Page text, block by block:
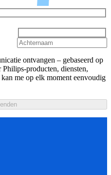
ontvangen – gebaseerd op
producten, diensten,
me op elk moment eenvoudig